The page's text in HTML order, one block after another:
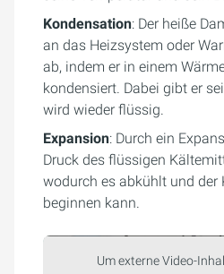
Kondensation: Der heiße
an das Heizsystem oder
ab, indem er in einem
kondensiert. Dabei gibt er
wird wieder flüssig.
Expansion: Durch ein
Druck des flüssigen
wodurch es abkühlt und der
beginnen kann.
Um externe Video-